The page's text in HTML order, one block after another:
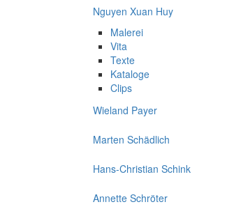
Nguyen Xuan Huy
Malerei
Vita
Texte
Kataloge
Clips
Wieland Payer
Marten Schädlich
Hans-Christian Schink
Annette Schröter